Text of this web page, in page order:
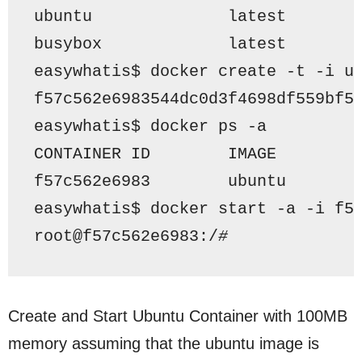
ubuntu
busybox
easywhatis$ docker create -t -i
easywhatis$ docker ps -a
CONTAINER ID        IMAGE
f57c562e6983
easywhatis$ docker start -a -i
root@f57c562e6983 :/#
Create and Start Ubuntu Container with 100MB
memory assuming that the ubuntu image is